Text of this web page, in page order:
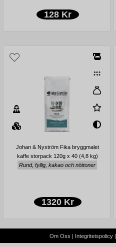
128 Kr
Johan & Nyström Fika bryggmalet
kaffe storpack 120g x 40 (4,8 kg)
Rund, fyllig, kakao och nöttoner
1320 Kr
Om Oss | Integritetspolicy|